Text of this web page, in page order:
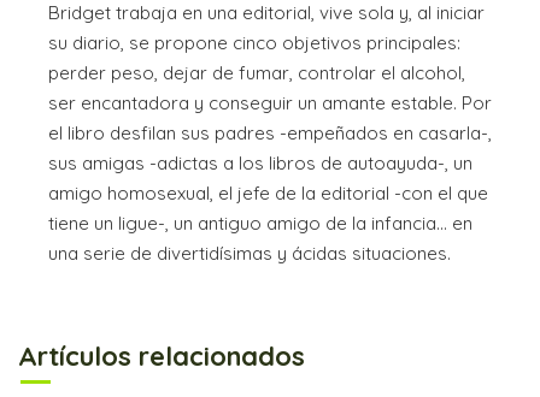
Bridget trabaja en una editorial, vive sola y, al iniciar
su diario, se propone cinco objetivos principales:
perder peso, dejar de fumar, controlar el alcohol,
ser encantadora y conseguir un amante estable. Por
el libro desfilan sus padres -empeñados en casarla-,
sus amigas -adictas a los libros de autoayuda-, un
amigo homosexual, el jefe de la editorial -con el que
tiene un ligue-, un antiguo amigo de la infancia... en
una serie de divertidísimas y ácidas situaciones.
Artículos relacionados